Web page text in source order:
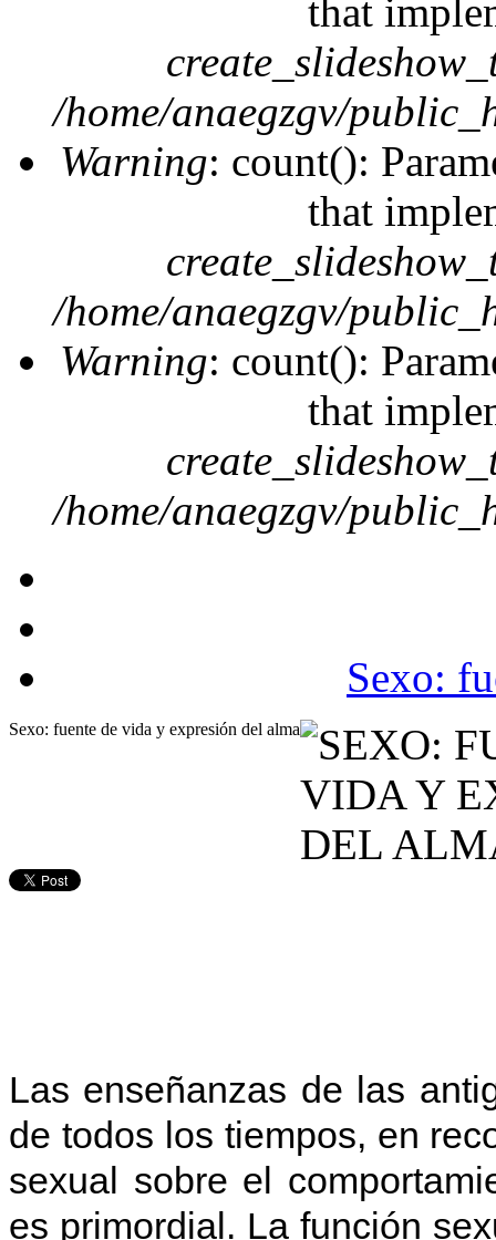
that
/home/anaegzgv/
Warning: count():
that
/home/anaegzgv/
Warning: count():
that
/home/anaegzgv/
Sexo:
Sexo: fuente de vida y expresión del alma
Las enseñanzas de las
de todos los tiempos, en
sexual sobre el
es primordial. La función